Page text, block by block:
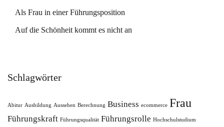
Als Frau in einer Führungsposition
Auf die Schönheit kommt es nicht an
Schlagwörter
Abitur Ausbildung Aussehen Berechnung Business ecommerce Frau
Führungskraft Führungsqualität Führungsrolle Hochschulstudium